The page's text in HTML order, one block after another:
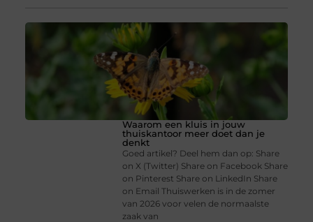
Waarom een kluis in jouw
thuiskantoor meer doet dan je
denkt
Goed artikel? Deel hem dan op: Share
on X (Twitter) Share on Facebook Share
on Pinterest Share on LinkedIn Share
on Email Thuiswerken is in de zomer
van 2026 voor velen de normaalste
zaak van